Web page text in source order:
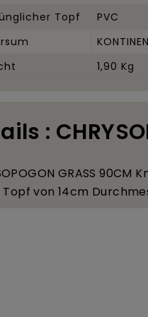
Topf
PVC
1,90 Kg
:
GRASS 90CM K
von 14cm